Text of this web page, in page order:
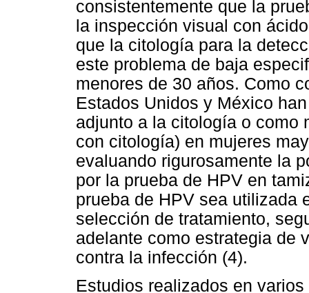
consistentemente que la
la inspección visual con
que la citología para la
este problema de baja
menores de 30 años. Como
Estados Unidos y México
adjunto a la citología o como
con citología) en mujeres
evaluando rigurosamente la
por la prueba de HPV en
prueba de HPV sea utilizada
selección de tratamiento,
adelante como estrategia de
contra la infección (4).
Estudios realizados en